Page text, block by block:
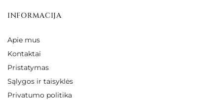
INFORMACIJA
Apie mus
Kontaktai
Pristatymas
Sąlygos ir taisyklės
Privatumo politika